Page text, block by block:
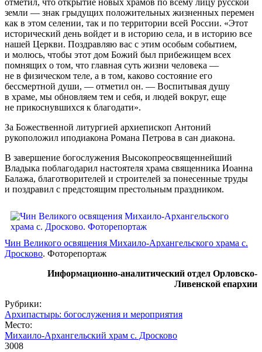
земли — знак грыдущих положительных жизненных перемен
как в этом селении, так и по территории всей России. «Этот
исторический день войдет и в историю села, и в историю все
нашей Церкви. Поздравляю вас с этим особым событием,
и молюсь, чтобы этот дом Божий был прибежищем всех
помнящих о том, что главная суть жизни человека —
не в физическом теле, а в том, каково состояние его
бессмертной души, — отметил он. — Воспитывая душу
в храме, мы обновляем тем и себя, и людей вокруг, еще
не прикоснувшихся к благодати».
За Божественной литургией архиепископ Антоний
рукоположил иподиакона Романа Петрова в сан диакона.
В завершение богослужения Высокопреосвященнейший
Владыка поблагодарил настоятеля храма священника Иоанна
Балажа, благотворителей и строителей за понесенные труды
и поздравил с предстоящим престольным праздником.
Чин Великого освящения Михаило-Архангельского храма с.
Дросково. Фоторепортаж
Информационно-аналитический отдел Орловско-
Ливенской епархии
Рубрики:
Архипастырь: богослужения и мероприятия
Место:
Михаило-Архангельский храм с. Дросково
3008